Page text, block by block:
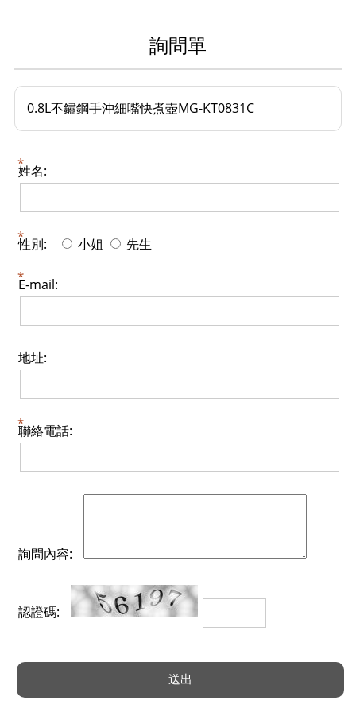
詢問單
0.8L不鏽鋼手沖細嘴快煮壺MG-KT0831C
姓名:
性別: 小姐 先生
E-mail:
地址:
聯絡電話:
詢問內容:
認證碼: